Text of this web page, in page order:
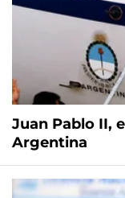
Juan Pablo II,
Argentina